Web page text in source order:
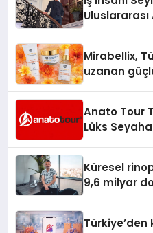
Mirabellix,
uzanan
Anato Tour
Lüks
Küresel
9,6 milyar